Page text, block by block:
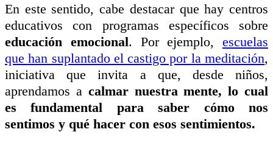
En este sentido, cabe destacar que hay centros
educativos con programas específicos sobre
educación emocional. Por ejemplo, escuelas
que han suplantado el castigo por la meditación,
iniciativa que invita a que, desde niños,
aprendamos a calmar nuestra mente, lo cual
es fundamental para saber cómo nos
sentimos y qué hacer con esos sentimientos.